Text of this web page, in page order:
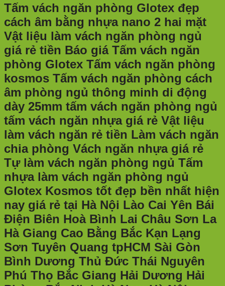
Tấm vách ngăn phòng Glotex đẹp
cách âm bằng nhựa nano 2 hai mặt
Vật liệu làm vách ngăn phòng ngủ
giá rẻ tiền Báo giá Tấm vách ngăn
phòng Glotex Tấm vách ngăn phòng
kosmos Tấm vách ngăn phòng cách
âm phòng ngủ thông minh di động
dày 25mm tấm vách ngăn phòng ngủ
tấm vách ngăn nhựa giá rẻ Vật liệu
làm vách ngăn rẻ tiền Làm vách ngăn
chia phòng Vách ngăn nhựa giá rẻ
Tự làm vách ngăn phòng ngủ Tấm
nhựa làm vách ngăn phòng ngủ
Glotex Kosmos tốt đẹp bền nhất hiện
nay giá rẻ tại Hà Nội Lào Cai Yên Bái
Điện Biên Hoà Bình Lai Châu Sơn La
Hà Giang Cao Bằng Bắc Kạn Lạng
Sơn Tuyên Quang tpHCM Sài Gòn
Bình Dương Thủ Đức Thái Nguyên
Phú Thọ Bắc Giang Hải Dương Hải